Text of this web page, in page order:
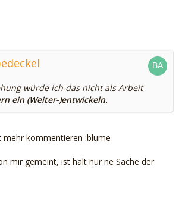
würde ich das nicht als Arbeit
ein (Weiter-)entwickeln.
mehr kommentieren :blume
mir gemeint, ist halt nur ne Sache der